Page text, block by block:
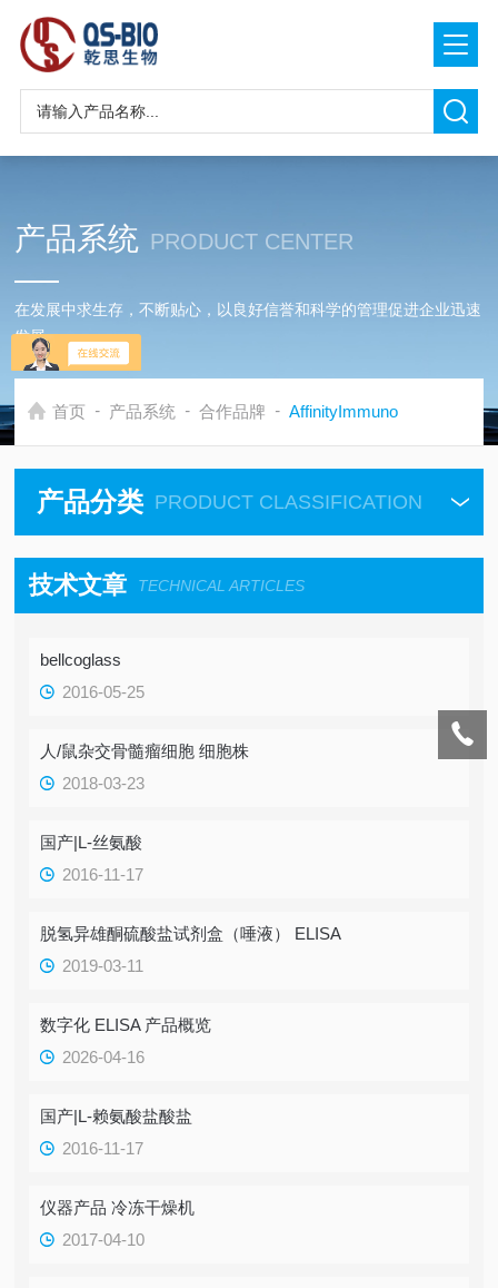
产品系统 PRODUCT CENTER
在发展中求生存，不断贴心，以良好信誉和科学的管理促进企业迅速
发展
首页 - 产品系统 - 合作品牌 - AffinityImmuno
产品分类 PRODUCT CLASSIFICATION
技术文章 TECHNICAL ARTICLES
bellcoglass
2016-05-25
人/鼠杂交骨髓瘤细胞 细胞株
2018-03-23
国产|L-丝氨酸
2016-11-17
脱氢异雄酮硫酸盐试剂盒（唾液） ELISA
2019-03-11
​数字化 ELISA 产品概览
2026-04-16
国产|L-赖氨酸盐酸盐
2016-11-17
仪器产品 冷冻干燥机
2017-04-10